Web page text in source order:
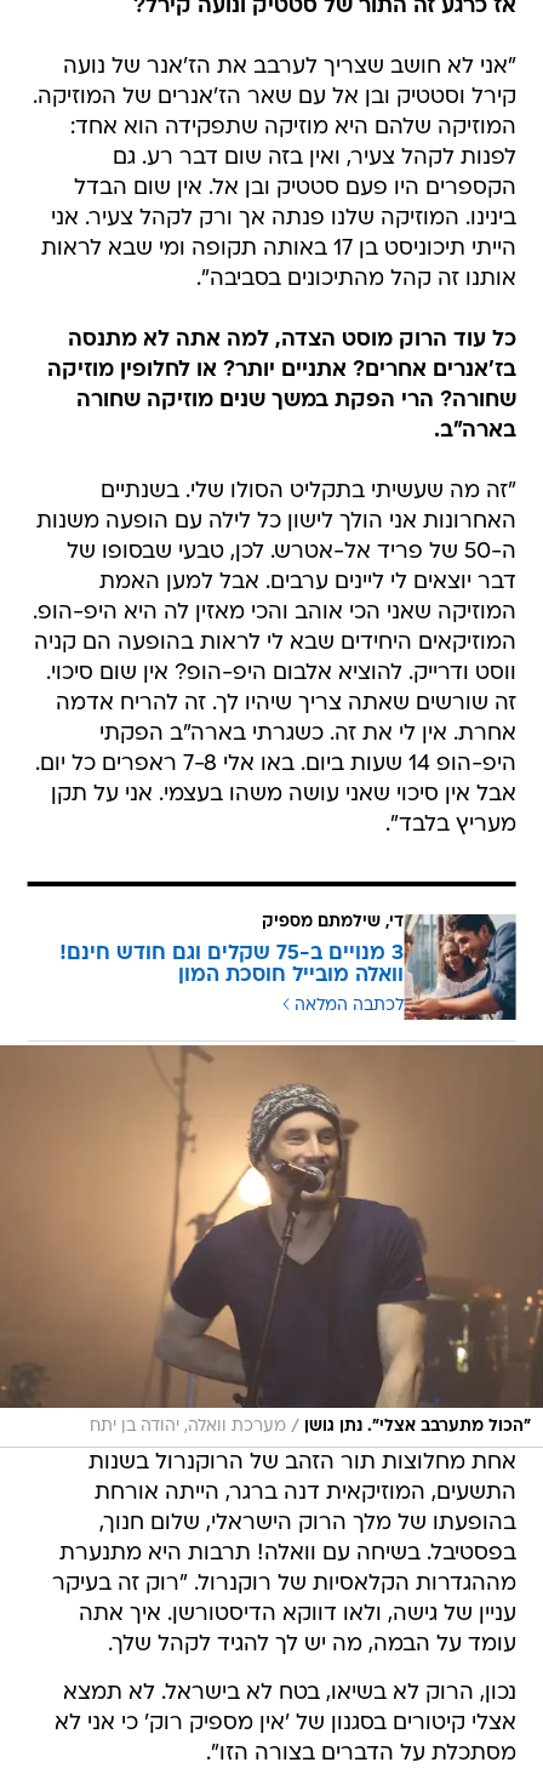
אז כרגע זה התור של סטטיק ונועה קירל?
"אני לא חושב שצריך לערבב את הז'אנר של נועה
קירל וסטטיק ובן אל עם שאר הז'אנרים של המוזיקה.
המוזיקה שלהם היא מוזיקה שתפקידה הוא אחד:
לפנות לקהל צעיר, ואין בזה שום דבר רע. גם
הקספרים היו פעם סטטיק ובן אל. אין שום הבדל
בינינו. המוזיקה שלנו פנתה אך ורק לקהל צעיר. אני
הייתי תיכוניסט בן 17 באותה תקופה ומי שבא לראות
אותנו זה קהל מהתיכונים בסביבה".
כל עוד הרוק מוסט הצדה, למה אתה לא מתנסה
בז'אנרים אחרים? אתניים יותר? או לחלופין מוזיקה
שחורה? הרי הפקת במשך שנים מוזיקה שחורה
בארה"ב.
"זה מה שעשיתי בתקליט הסולו שלי. בשנתיים
האחרונות אני הולך לישון כל לילה עם הופעה משנות
ה-50 של פריד אל-אטרש. לכן, טבעי שבסופו של
דבר יוצאים לי ליינים ערבים. אבל למען האמת
המוזיקה שאני הכי אוהב והכי מאזין לה היא היפ-הופ.
המוזיקאים היחידים שבא לי לראות בהופעה הם קניה
ווסט ודרייק. להוציא אלבום היפ-הופ? אין שום סיכוי.
זה שורשים שאתה צריך שיהיו לך. זה להריח אדמה
אחרת. אין לי את זה. כשגרתי בארה"ב הפקתי
היפ-הופ 14 שעות ביום. באו אלי 7-8 ראפרים כל יום.
אבל אין סיכוי שאני עושה משהו בעצמי. אני על תקן
מעריץ בלבד".
די, שילמתם מספיק
3 מנויים ב-75 שקלים וגם חודש חינם!
וואלה מובייל חוסכת המון
לכתבה המלאה
"הכול מתערבב אצלי". נתן גושן / מערכת וואלה, יהודה בן יתח
אחת מחלוצות תור הזהב של הרוקנרול בשנות
התשעים, המוזיקאית דנה ברגר, הייתה אורחת
בהופעתו של מלך הרוק הישראלי, שלום חנוך,
בפסטיבל. בשיחה עם וואלה! תרבות היא מתנערת
מההגדרות הקלאסיות של רוקנרול. "רוק זה בעיקר
עניין של גישה, ולאו דווקא הדיסטורשן. איך אתה
עומד על הבמה, מה יש לך להגיד לקהל שלך.
נכון, הרוק לא בשיאו, בטח לא בישראל. לא תמצא
אצלי קיטורים בסגנון של 'אין מספיק רוק' כי אני לא
מסתכלת על הדברים בצורה הזו".